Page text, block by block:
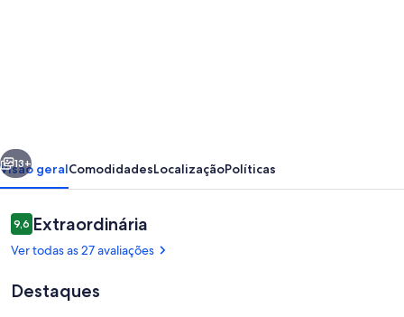
sole
use
in
the
Próximo
13+
Visão geralComodidadesLocalizaçãoPolíticas
Avaliações
9,69,6 de 10
Extraordinária
Ver todas as 27 avaliações
Destaques